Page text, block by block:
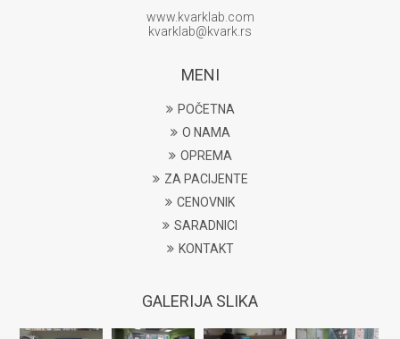
www.kvarklab.com
kvarklab@kvark.rs
MENI
POČETNA
O NAMA
OPREMA
ZA PACIJENTE
CENOVNIK
SARADNICI
KONTAKT
GALERIJA SLIKA